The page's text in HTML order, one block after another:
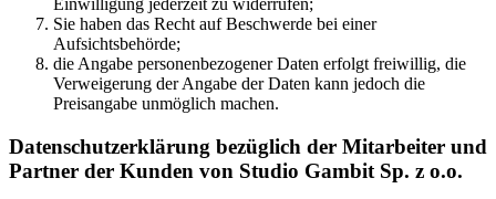
Einwilligung jederzeit zu widerrufen;
Sie haben das Recht auf Beschwerde bei einer
Aufsichtsbehörde;
die Angabe personenbezogener Daten erfolgt freiwillig, die
Verweigerung der Angabe der Daten kann jedoch die
Preisangabe unmöglich machen.
Datenschutzerklärung bezüglich der Mitarbeiter und
Partner der Kunden von Studio Gambit Sp. z o.o.